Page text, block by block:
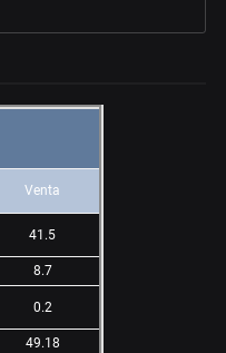
Venta
41.5
8.7
0.2
49.18